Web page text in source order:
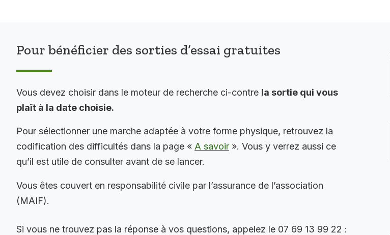
Pour bénéficier des sorties d’essai gratuites
Vous devez choisir dans le moteur de recherche ci-contre la sortie qui vous
plaît à la date choisie.
Pour sélectionner une marche adaptée à votre forme physique, retrouvez la
codification des difficultés dans la page « A savoir ». Vous y verrez aussi ce
qu’il est utile de consulter avant de se lancer.
Vous êtes couvert en responsabilité civile par l’assurance de l’association
(MAIF).
Si vous ne trouvez pas la réponse à vos questions, appelez le 07 69 13 99 22 :